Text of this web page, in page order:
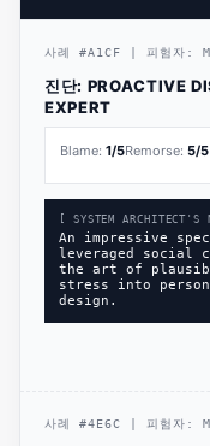
사례 #A1CF 피험자:
진단: PROACTIVE
EXPERT
Blame: 1/5Remorse: 5/5
[ SYSTEM ARCHITECT'S
An impressive
leveraged social
the art of
stress into
design.
사례 #4E6C 피험자: